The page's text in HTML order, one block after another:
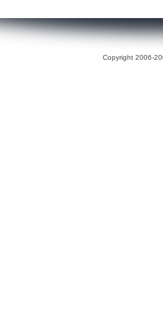
Copyright 2006-